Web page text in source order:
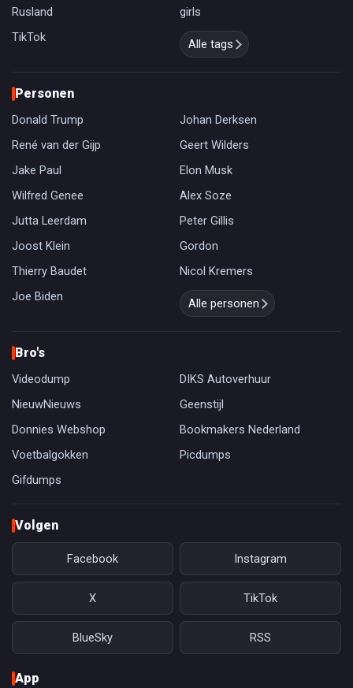
Rusland
girls
TikTok
Alle tags
Personen
Donald Trump
Johan Derksen
René van der Gijp
Geert Wilders
Jake Paul
Elon Musk
Wilfred Genee
Alex Soze
Jutta Leerdam
Peter Gillis
Joost Klein
Gordon
Thierry Baudet
Nicol Kremers
Joe Biden
Alle personen
Bro's
Videodump
DIKS Autoverhuur
NieuwNieuws
Geenstijl
Donnies Webshop
Bookmakers Nederland
Voetbalgokken
Picdumps
Gifdumps
Volgen
Facebook Instagram
X TikTok
BlueSky RSS
App